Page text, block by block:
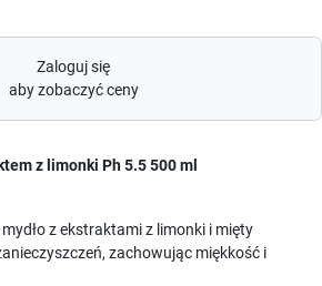
Zaloguj się
aby zobaczyć ceny
z limonki Ph 5.5 500 ml
z ekstraktami z limonki i mięty
zachowując miękkość i